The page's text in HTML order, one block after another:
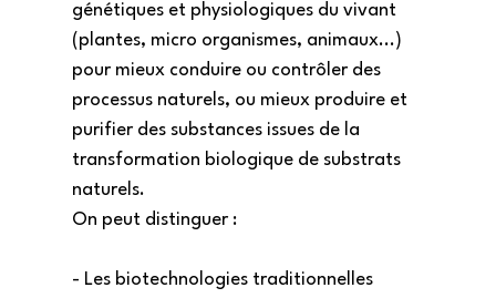
génétiques et physiologiques du vivant
(plantes, micro organismes, animaux...)
pour mieux conduire ou contrôler des
processus naturels, ou mieux produire et
purifier des substances issues de la
transformation biologique de substrats
naturels.
On peut distinguer :
- Les biotechnologies traditionnelles